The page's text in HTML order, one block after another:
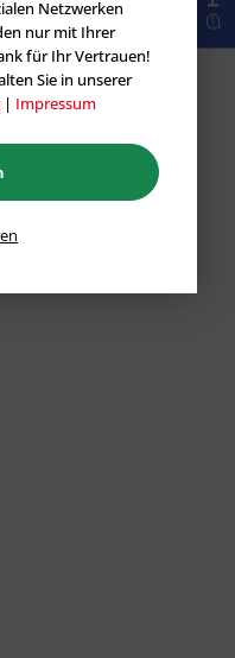
Netzwerken
nur mit Ihrer
für Ihr Vertrauen!
Sie in unserer
| Impressum